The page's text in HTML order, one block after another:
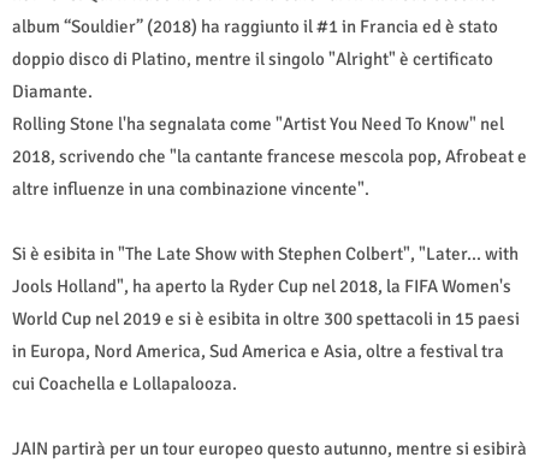
album “Souldier” (2018) ha raggiunto il #1 in Francia ed è stato
doppio disco di Platino, mentre il singolo "Alright" è certificato
Diamante.
Rolling Stone l'ha segnalata come "Artist You Need To Know" nel
2018, scrivendo che "la cantante francese mescola pop, Afrobeat e
altre influenze in una combinazione vincente".
Si è esibita in "The Late Show with Stephen Colbert", "Later... with
Jools Holland", ha aperto la Ryder Cup nel 2018, la FIFA Women's
World Cup nel 2019 e si è esibita in oltre 300 spettacoli in 15 paesi
in Europa, Nord America, Sud America e Asia, oltre a festival tra
cui Coachella e Lollapalooza.
JAIN partirà per un tour europeo questo autunno, mentre si esibirà